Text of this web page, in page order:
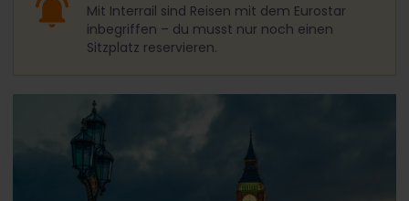
Mit Interrail sind Reisen mit dem Eurostar
inbegriffen – du musst nur noch einen
Sitzplatz reservieren.